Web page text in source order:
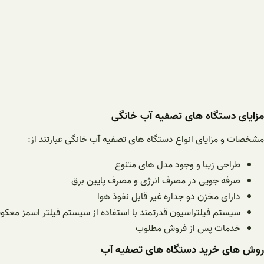
مزایای دستگاه های تصفیه آب خانگی
مشخصات و مزایای انواع دستگاه های تصفیه آب خانگی عبارتند از:
طراحی زیبا و وجود مدل های متنوع
صرفه جویی در مصرف انرژی و مصرف پایین برق
دارای مخزن دو جداره غیر قابل نفوذ هوا
سیستم فیلتراسیون قدرتمند با استفاده از سیستم فیلتر اسمز
خدمات پس از فروش مطلوب
روش های خرید دستگاه های تصفیه آب